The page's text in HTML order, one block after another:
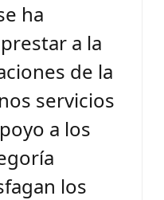
ha
a la
de la
servicios
a los
los